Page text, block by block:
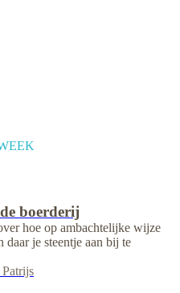
boerderij
hoe op ambachtelijke wijze
daar je steentje aan bij te